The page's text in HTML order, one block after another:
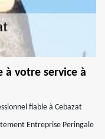
à votre service à
fiable à Cebazat
Entreprise Peringale